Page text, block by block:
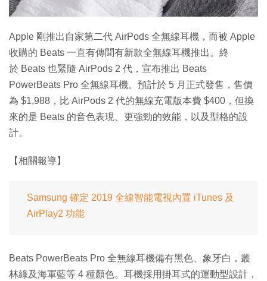
Apple 剛推出自家第二代 AirPods 全無線耳機，而被 Apple
收購的 Beats 一直有傳聞有新款全無線耳機推出。終
於 Beats 也緊隨 AirPods 2 代，宣布推出 Beats
PowerBeats Pro 全無線耳機。預計於 5 月正式發售，售價
為 $1,988，比 AirPods 2 代的無線充電版本費 $400，但換
來的是 Beats 的音色表現、更強勁的效能，以及型格的設
計。
【相關報導】
Samsung 確定 2019 全線智能電視內置 iTunes 及
AirPlay2 功能
Beats PowerBeats Pro 全無線耳機備有黑色、象牙白，叢
林綠及海軍藍等 4 種顏色。耳機採用掛耳式的運動型設計，